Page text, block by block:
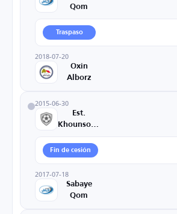
Qom
Traspaso
2018-07-20
Oxin
Alborz
2015-06-30
Est.
Khounsorkh
Fin de cesión
2017-07-18
Sabaye
Qom